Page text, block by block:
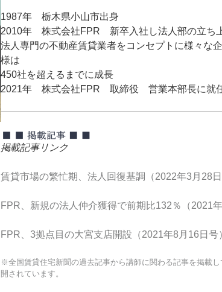
1987年 栃木県小山市出身
2010年 株式会社FPR 新卒入社し法人部の立ち
法人専門の不動産賃貸業者をコンセプトに様々な
様は
450社を超えるまでに成長
2021年 株式会社FPR 取締役 営業本部長に就
掲載記事リンク
賃貸市場の繁忙期、法人回復基調（2022年3月28日
FPR、新規の法人仲介獲得で前期比132％（2021年
FPR、3拠点目の大宮支店開設（2021年8月16日号
※全国賃貸住宅新聞の過去記事から講師に関わる記事を掲載
開されています。